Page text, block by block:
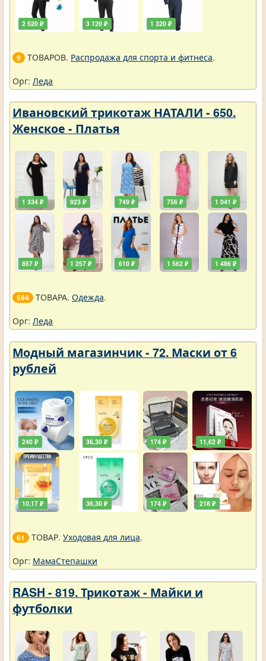
2 520 ₽ 3 120 ₽ 1 320 ₽
9 ТОВАРОВ. Распродажа для спорта и фитнеса.
Орг: Леда
Ивановский трикотаж НАТАЛИ - 650.
Женское - Платья
1 334 ₽
857 ₽
923 ₽
1 257 ₽
749 ₽
610 ₽
756 ₽
1 562 ₽
1 041 ₽
1 486 ₽
594 ТОВАРА. Одежда.
Орг: Леда
Модный магазинчик - 72. Маски от 6
рублей
240 ₽
10,17 ₽
36,30 ₽
36,30 ₽
174 ₽
174 ₽
11,62 ₽
218 ₽
61 ТОВАР. Уходовая для лица.
Орг: МамаСтепашки
RASH - 819. Трикотаж - Майки и
футболки